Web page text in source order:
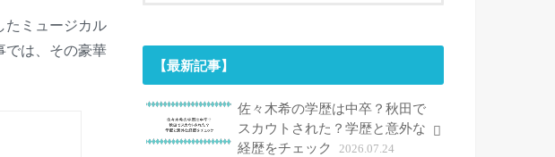
たミュージカル
では、その豪華
【最新記事】
佐々木希の学歴は中卒？秋田で
スカウトされた？学歴と意外な
経歴をチェック
2026.07.24